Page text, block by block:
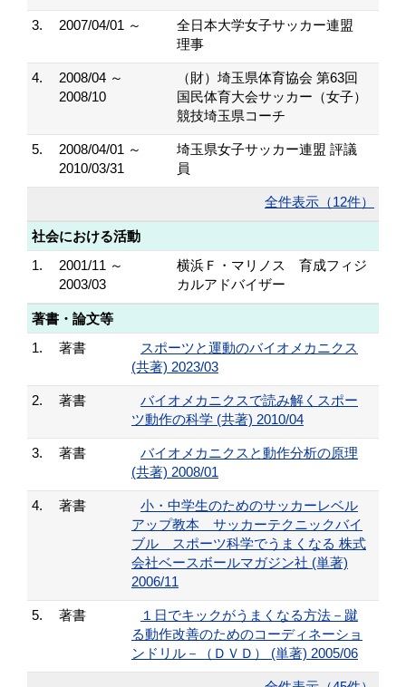
3. 2007/04/01 ～
全日本大学女子サッカー連盟
理事
4.
2008/04 ～
2008/10
（財）埼玉県体育協会 第63回
国民体育大会サッカー（女子）
競技埼玉県コーチ
5.
2008/04/01 ～
2010/03/31
埼玉県女子サッカー連盟 評議
員
全件表示（12件）
社会における活動
1.
2001/11 ～
2003/03
横浜Ｆ・マリノス 育成フィジ
カルアドバイザー
著書・論文等
1.
著書
スポーツと運動のバイオメカニクス
(共著) 2023/03
2. 著書
バイオメカニクスで読み解くスポー
ツ動作の科学 (共著) 2010/04
3. 著書
バイオメカニクスと動作分析の原理
(共著) 2008/01
4. 著書
小・中学生のためのサッカーレベル
アップ教本 サッカーテクニックバイ
ブル スポーツ科学でうまくなる 株式
会社ベースボールマガジン社 (単著)
2006/11
5. 著書
１日でキックがうまくなる方法－蹴
る動作改善のためのコーディネーショ
ンドリル－（ＤＶＤ） (単著) 2005/06